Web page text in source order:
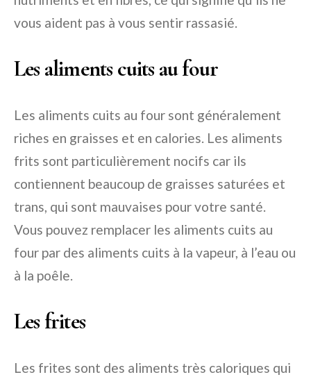
vous aident pas à vous sentir rassasié.
Les aliments cuits au four
Les aliments cuits au four sont généralement
riches en graisses et en calories. Les aliments
frits sont particulièrement nocifs car ils
contiennent beaucoup de graisses saturées et
trans, qui sont mauvaises pour votre santé.
Vous pouvez remplacer les aliments cuits au
four par des aliments cuits à la vapeur, à l’eau ou
à la poêle.
Les frites
Les frites sont des aliments très caloriques qui